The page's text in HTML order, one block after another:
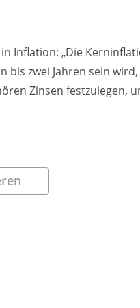
Inflation: „Die
zwei Jahren sein
Zinsen festzulegen,